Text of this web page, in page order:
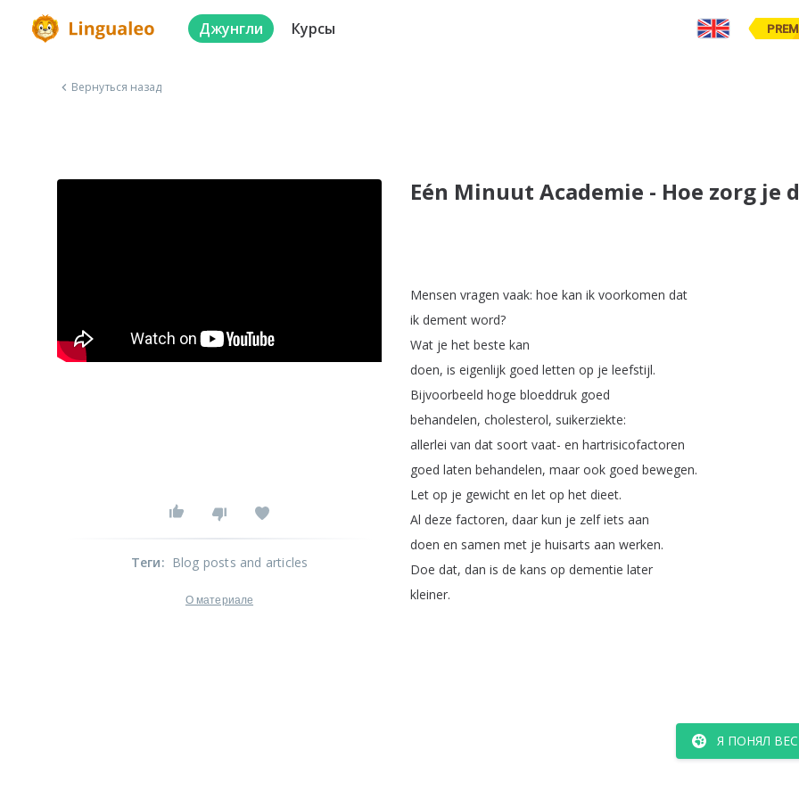
Джунгли Курсы
Вернуться назад
Eén Minuut Academie - Hoe zorg
Mensen vragen vaak: hoe kan ik voorkomen dat
ik dement word?
Wat je het beste kan
doen, is eigenlijk goed letten op je leefstijl.
Bijvoorbeeld hoge bloeddruk goed
behandelen, cholesterol, suikerziekte:
allerlei van dat soort vaat- en hartrisicofactoren
goed laten behandelen, maar ook goed bewegen.
Let op je gewicht en let op het dieet.
Al deze factoren, daar kun je zelf iets aan
doen en samen met je huisarts aan werken.
Doe dat, dan is de kans op dementie later
kleiner.
Я ПОНЯЛ
Теги: Blog posts and articles
О материале